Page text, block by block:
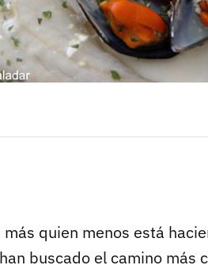
quien menos está
buscado el camino más